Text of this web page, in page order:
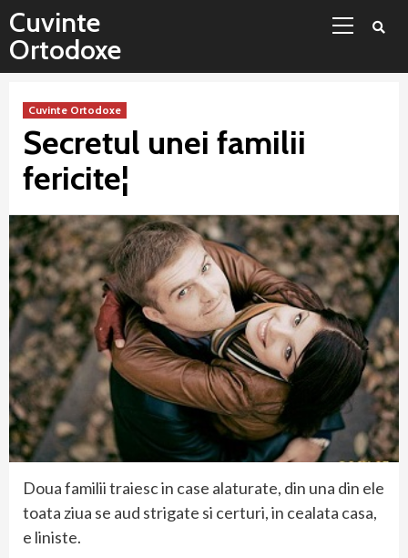
Sari
conținut
Cuvinte
Ortodoxe
Cuvinte Ortodoxe
Secretul unei familii
fericite¦
Doua familii traiesc in case alaturate, din una din ele
toata ziua se aud strigate si certuri, in cealata casa,
e liniste.